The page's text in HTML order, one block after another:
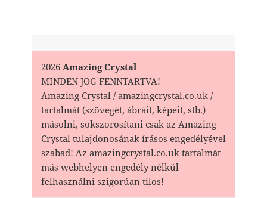
2026Amazing Crystal
MINDEN JOG FENNTARTVA!
Amazing Crystal / amazingcrystal.co.uk /
tartalmát (szövegét, ábráit, képeit, stb.)
másolni, sokszorosítani csak az Amazing
Crystal tulajdonosának írásos engedélyével
szabad! Az amazingcrystal.co.uk tartalmát
más webhelyen engedély nélkül
felhasználni szigorúan tilos!